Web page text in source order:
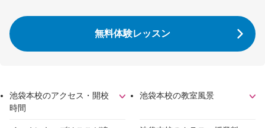
無料体験レッスン
池袋本校のアクセス・開校
時間
池袋本校の教室風景